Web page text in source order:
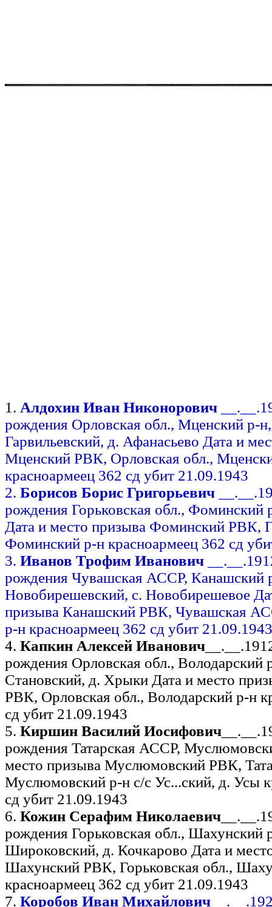
1. Алдохин Иван Никонорович
рождения Орловская обл., Мценский р-
Гарвильевский, д. Афанасьево Дата и
Мценский РВК, Орловская обл.,
красноармеец 362 сд убит 21.09.1943
2. Борисов Борис Григорьевич
рождения Горьковская обл., Фоминский
Дата и место призыва Фоминский РВК,
Фоминский р-н красноармеец 362 сд
3. Иванов Трофим Иванович
рождения Чувашская АССР, Канашский
Новобирешевский, с. Новобирешевое
призыва Канашский РВК, Чувашская
р-н красноармеец 362 сд убит 21.09.1943
4. Капкин Алексей Иванович
рождения Орловская обл., Володарский
Становский, д. Хрыки Дата и место
РВК, Орловская обл., Володарский р-н
сд убит 21.09.1943
5. Киршин Василий Иосифович
рождения Татарская АССР,
место призыва Муслюмовский РВК,
Муслюмовский р-н с/с Ус...ский, д. Усы
сд убит 21.09.1943
6. Кожин Серафим Николаевич
рождения Горьковская обл., Шахунский
Широковский, д. Кочкарово Дата и
Шахунский РВК, Горьковская обл.,
красноармеец 362 сд убит 21.09.1943
7. Коробов Иван Михайлович